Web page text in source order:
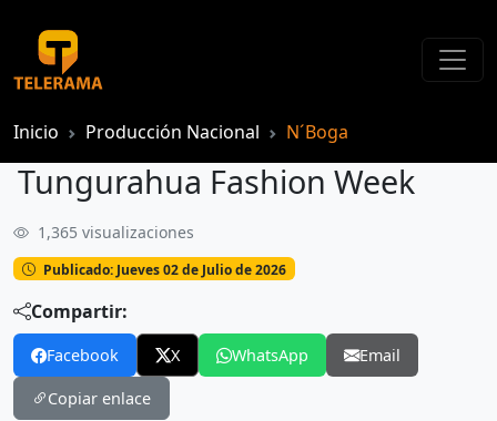
Inicio Producción Nacional N´Boga
Tungurahua Fashion Week
Tungurahua Fashion Week
1,365 visualizaciones
Publicado: Jueves 02 de Julio de 2026
Compartir:
Facebook X WhatsApp Email
Copiar enlace